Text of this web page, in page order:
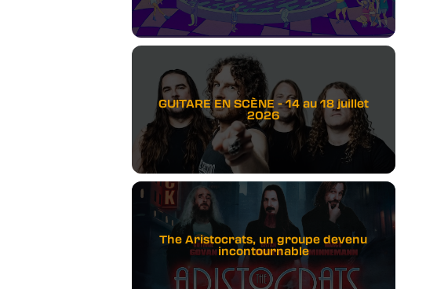
GUITARE EN SCÈNE - 14 au 18 juillet
2026
The Aristocrats, un groupe devenu
incontournable